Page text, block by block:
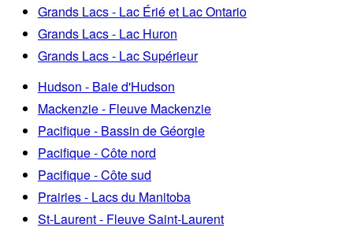
Grands Lacs - Lac Érié et Lac Ontario
Grands Lacs - Lac Huron
Grands Lacs - Lac Supérieur
Hudson - Baie d'Hudson
Mackenzie - Fleuve Mackenzie
Pacifique - Bassin de Géorgie
Pacifique - Côte nord
Pacifique - Côte sud
Prairies - Lacs du Manitoba
St-Laurent - Fleuve Saint-Laurent